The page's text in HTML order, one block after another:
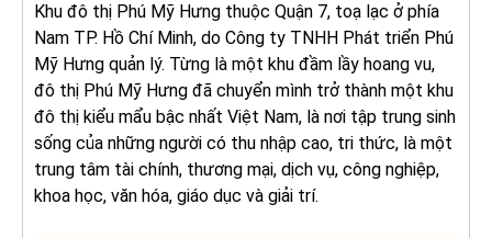
Khu đô thị Phú Mỹ Hưng thuộc Quận 7, toạ lạc ở phía
Nam TP. Hồ Chí Minh, do Công ty TNHH Phát triển Phú
Mỹ Hưng quản lý. Từng là một khu đầm lầy hoang vu,
đô thị Phú Mỹ Hưng đã chuyển mình trở thành một khu
đô thị kiểu mẩu bậc nhất Việt Nam, là nơi tập trung sinh
sống của những người có thu nhập cao, tri thức, là một
trung tâm tài chính, thương mại, dịch vụ, công nghiệp,
khoa học, văn hóa, giáo dục và giải trí.